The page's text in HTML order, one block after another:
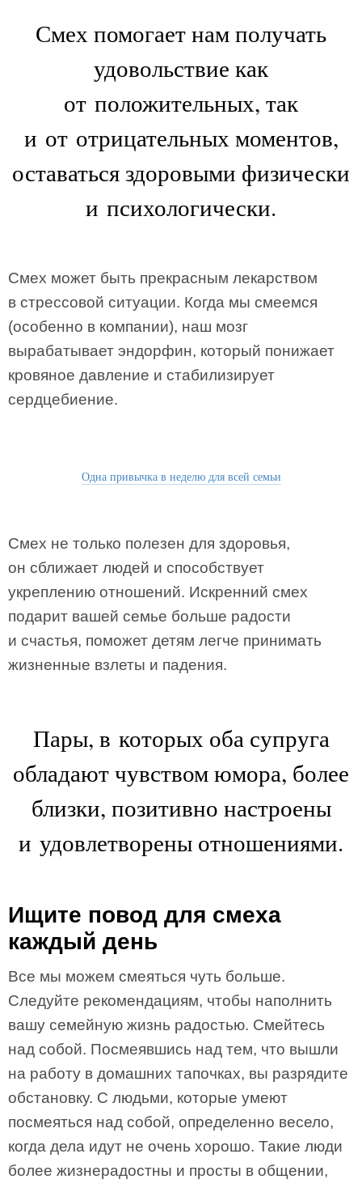
Смех помогает нам получать
удовольствие как
от положительных, так
и от отрицательных моментов,
оставаться здоровыми физически
и психологически.
Смех может быть прекрасным лекарством
в стрессовой ситуации. Когда мы смеемся
(особенно в компании), наш мозг
вырабатывает эндорфин, который понижает
кровяное давление и стабилизирует
сердцебиение.
Одна привычка в неделю для всей семьи
Смех не только полезен для здоровья,
он сближает людей и способствует
укреплению отношений. Искренний смех
подарит вашей семье больше радости
и счастья, поможет детям легче принимать
жизненные взлеты и падения.
Пары, в которых оба супруга
обладают чувством юмора, более
близки, позитивно настроены
и удовлетворены отношениями.
Ищите повод для смеха
каждый день
Все мы можем смеяться чуть больше.
Следуйте рекомендациям, чтобы наполнить
вашу семейную жизнь радостью. Смейтесь
над собой. Посмеявшись над тем, что вышли
на работу в домашних тапочках, вы разрядите
обстановку. С людьми, которые умеют
посмеяться над собой, определенно весело,
когда дела идут не очень хорошо. Такие люди
более жизнерадостны и просты в общении,